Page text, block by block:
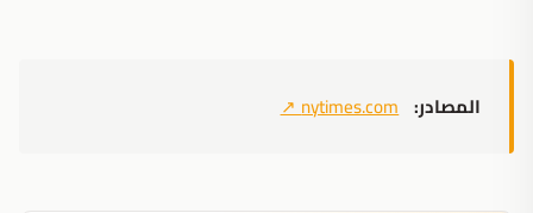
المصادر: nytimes.com
↗